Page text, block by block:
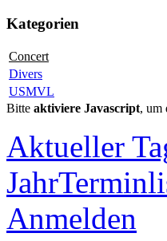
Kategorien
Concert
Divers
USMVL
Bitte aktiviere Javascript, um
Aktueller
Jahr
Anmelden